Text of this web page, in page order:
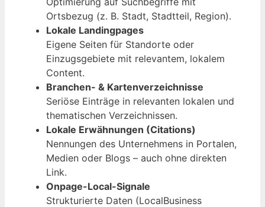
Ortsbezug (z. B. Stadt, Stadtteil, Region).
Lokale Landingpages
Eigene Seiten für Standorte oder
Einzugsgebiete mit relevantem, lokalem
Content.
Branchen- & Kartenverzeichnisse
Seriöse Einträge in relevanten lokalen und
thematischen Verzeichnissen.
Lokale Erwähnungen (Citations)
Nennungen des Unternehmens in Portalen,
Medien oder Blogs – auch ohne direkten
Link.
Onpage-Local-Signale
Strukturierte Daten (LocalBusiness